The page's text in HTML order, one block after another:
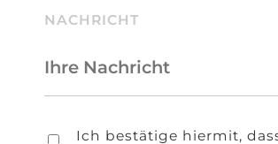
NACHRICHT
Ich bestätige hiermit,